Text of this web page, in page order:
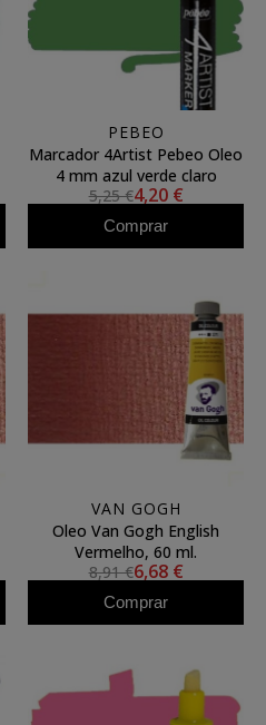
PEBEO
Marcador 4Artist Pebeo Oleo
4 mm azul verde claro
5,25 €4,20 €
Comprar
VAN GOGH
Oleo Van Gogh English
Vermelho, 60 ml.
8,91 €6,68 €
Comprar